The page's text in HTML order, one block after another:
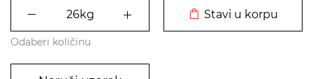
Stavi u korpu
Odaberi količinu